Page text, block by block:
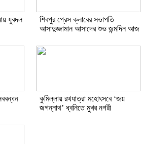
যুবদল
শিবপুর প্রেস ক্লাবের সভাপতি
আসাদুজ্জামান আসাদের শুভ জন্মদিন আজ
কুমিল্লায় রথযাত্রা মহোৎসবে ‘জয়
জগন্নাথ’ ধ্বনিতে মুখর নগরী